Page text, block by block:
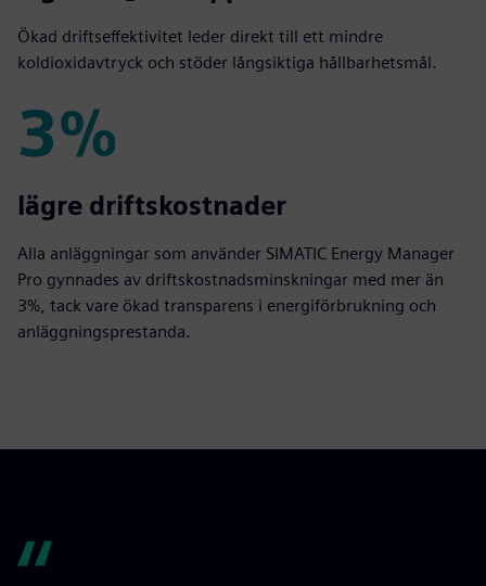
Ökad driftseffektivitet leder direkt till ett mindre
koldioxidavtryck och stöder långsiktiga hållbarhetsmål.
3%
3%
lägre driftskostnader
Alla anläggningar som använder SIMATIC Energy Manager
Pro gynnades av driftskostnadsminskningar med mer än
3%, tack vare ökad transparens i energiförbrukning och
anläggningsprestanda.